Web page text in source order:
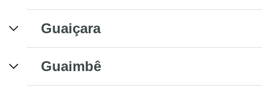
Guaiçara
Guaimbê